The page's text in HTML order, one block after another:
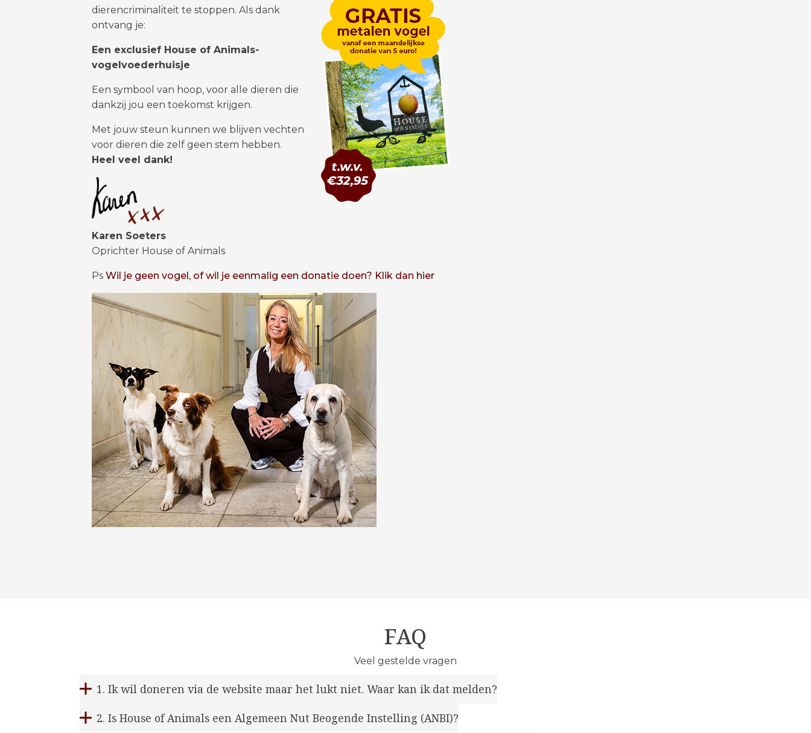
dierencriminaliteit te stoppen. Als dank
ontvang je:
Een exclusief House of Animals-
vogelvoederhuisje
Een symbool van hoop, voor alle dieren die
dankzij jou een toekomst krijgen.
Met jouw steun kunnen we blijven vechten
voor dieren die zelf geen stem hebben.
Heel veel dank!
Karen Soeters
Oprichter House of Animals
Ps Wil je geen vogel, of wil je eenmalig een donatie doen? Klik dan hier
FAQ
Veel gestelde vragen
1. Ik wil doneren via de website maar het lukt niet. Waar kan ik dat melden?
2. Is House of Animals een Algemeen Nut Beogende Instelling (ANBI)?